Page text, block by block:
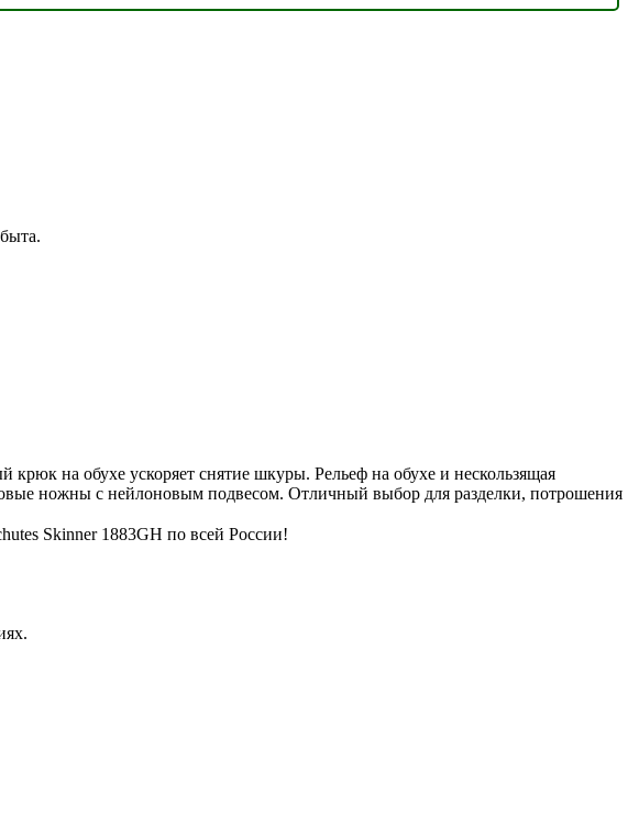
на обухе ускоряет снятие шкуры. Рельеф на обухе и нескользящая
ножны с нейлоновым подвесом. Отличный выбор для разделки, потрошения
Skinner 1883GH по всей России!